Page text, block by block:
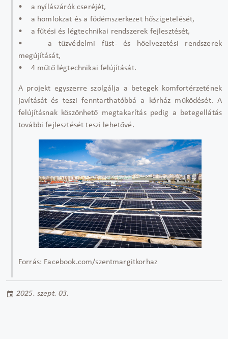
• a nyílászárók cseréjét,
• a homlokzat és a födémszerkezet hőszigetelését,
• a fűtési és légtechnikai rendszerek fejlesztését,
• a tűzvédelmi füst- és hőelvezetési rendszerek
megújítását,
• 4 műtő légtechnikai felújítását.
A projekt egyszerre szolgálja a betegek komfortérzetének
javítását és teszi fenntarthatóbbá a kórház működését. A
felújításnak köszönhető megtakarítás pedig a betegellátás
további fejlesztését teszi lehetővé.
Forrás: Facebook.com/szentmargitkorhaz
2025. szept. 03.